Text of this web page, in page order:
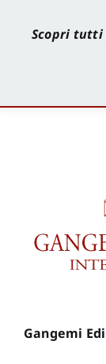
Scopri
Gangemi